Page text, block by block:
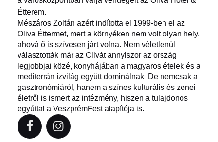
Étterem.
Mészáros Zoltán azért indította el 1999-ben el az
Oliva Éttermet, mert a környéken nem volt olyan hely,
ahová ő is szívesen járt volna. Nem véletlenül
választották már az Olivát annyiszor az ország
legjobbjai közé, konyhájában a magyaros ételek és a
mediterrán ízvilág együtt dominálnak. De nemcsak a
gasztronómiáról, hanem a színes kulturális és zenei
életről is ismert az intézmény, hiszen a tulajdonos
egyúttal a VeszprémFest alapítója is.